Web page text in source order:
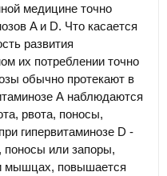
медицине точно
A и D. Что касается
развития
их потреблении точно
обычно протекают в
А наблюдаются
рвота, поносы,
гипервитаминозе D -
поносы или запоры,
мышцах, повышается